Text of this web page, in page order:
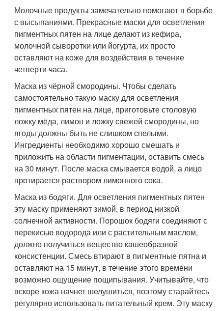
Молочные продукты замечательно помогают в борьбе
с высыпаниями. Прекрасные маски для осветления
пигментных пятен на лице делают из кефира,
молочной сыворотки или йогурта, их просто
оставляют на коже для воздействия в течение
четверти часа.
Маска из чёрной смородины. Чтобы сделать
самостоятельно такую маску для осветления
пигментных пятен на лице, приготовьте столовую
ложку мёда, лимон и ложку свежей смородины, но
ягоды должны быть не слишком спелыми.
Ингредиенты необходимо хорошо смешать и
приложить на области пигментации, оставить смесь
на 30 минут. После маска смывается водой, а лицо
протирается раствором лимонного сока.
Маска из бодяги. Для осветления пигментных пятен
эту маску применяют зимой, в период низкой
солнечной активности. Порошок бодяги соединяют с
перекисью водорода или с растительным маслом,
должно получиться вещество кашеобразной
консистенции. Смесь втирают в пигментные пятна и
оставляют на 15 минут, в течение этого времени
возможно ощущение пощипывания. Учитывайте, что
вскоре кожа начнет шелушиться, поэтому старайтесь
регулярно использовать питательный крем. Эту маску